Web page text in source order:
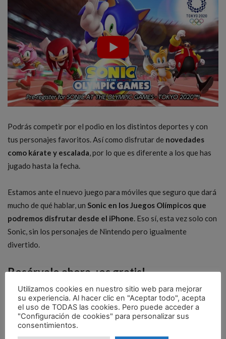
Podrás competir por el podio en los distintos deportes y con
tus personajes favoritos. Así como disfrutar de novedades
como kárate y escalada , por lo que es diferente a los que has
jugado hasta la fecha.
Estamos ante el nuevo juego para móviles que seguro que dará
mucho de qué hablar, un Sonic en los Juegos Olímpicos que
podremos disfrutar desde el iPhone . Eso sí, esta vez solo con
Sonic, sin los personajes de Nintendo pero igualmente
divertido.
Resérvalo ahora, ¡es gratis!
Todo suena muy pero que muy bien. Pero, ¿cómo se juega?
¿Cómo se descarga o se reserva? ¿Cuándo estará disponible
para descargar? La buena noticia es queya se puede reservar
Utilizamos cookies en nuestro sitio web para mejorar
su experiencia. Al hacer clic en "Aceptar todo", acepta
el uso de TODAS las cookies. Pero puede acceder a
"Configuración de cookies" para personalizar sus
consentimientos.